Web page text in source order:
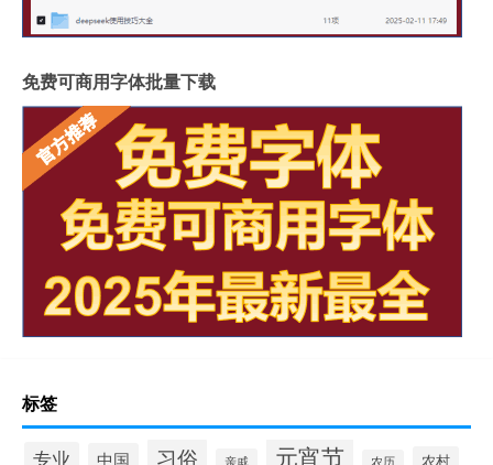
免费可商用字体批量下载
标签
专业 中国 习俗 亲戚 元宵节 农历 农村